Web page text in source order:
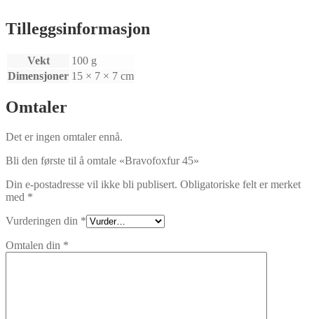
Tilleggsinformasjon
Vekt
100 g
Dimensjoner 15 × 7 × 7 cm
Omtaler
Det er ingen omtaler ennå.
Bli den første til å omtale «Bravofoxfur 45»
Din e-postadresse vil ikke bli publisert. Obligatoriske felt er merket
med *
Vurderingen din *
Omtalen din *